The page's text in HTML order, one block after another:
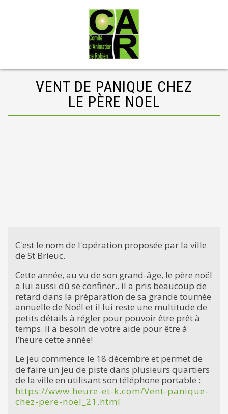
VENT DE PANIQUE CHEZ
LE PÈRE NOEL
C'est le nom de l'opération proposée par la ville
de St Brieuc.
Cette année, au vu de son grand-âge, le père noël
a lui aussi dû se confiner.. il a pris beaucoup de
retard dans la préparation de sa grande tournée
annuelle de Noël et il lui reste une multitude de
petits détails à régler pour pouvoir être prêt à
temps. Il a besoin de votre aide pour être à
l’heure cette année!
Le jeu commence le 18 décembre et permet de
de faire un jeu de piste dans plusieurs quartiers
de la ville en utilisant son téléphone portable :
https://www.heure-et-k.com/Vent-panique-
chez-pere-noel_21.html